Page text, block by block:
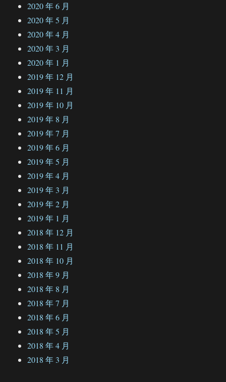
2020 年 6 月
2020 年 5 月
2020 年 4 月
2020 年 3 月
2020 年 1 月
2019 年 12 月
2019 年 11 月
2019 年 10 月
2019 年 8 月
2019 年 7 月
2019 年 6 月
2019 年 5 月
2019 年 4 月
2019 年 3 月
2019 年 2 月
2019 年 1 月
2018 年 12 月
2018 年 11 月
2018 年 10 月
2018 年 9 月
2018 年 8 月
2018 年 7 月
2018 年 6 月
2018 年 5 月
2018 年 4 月
2018 年 3 月